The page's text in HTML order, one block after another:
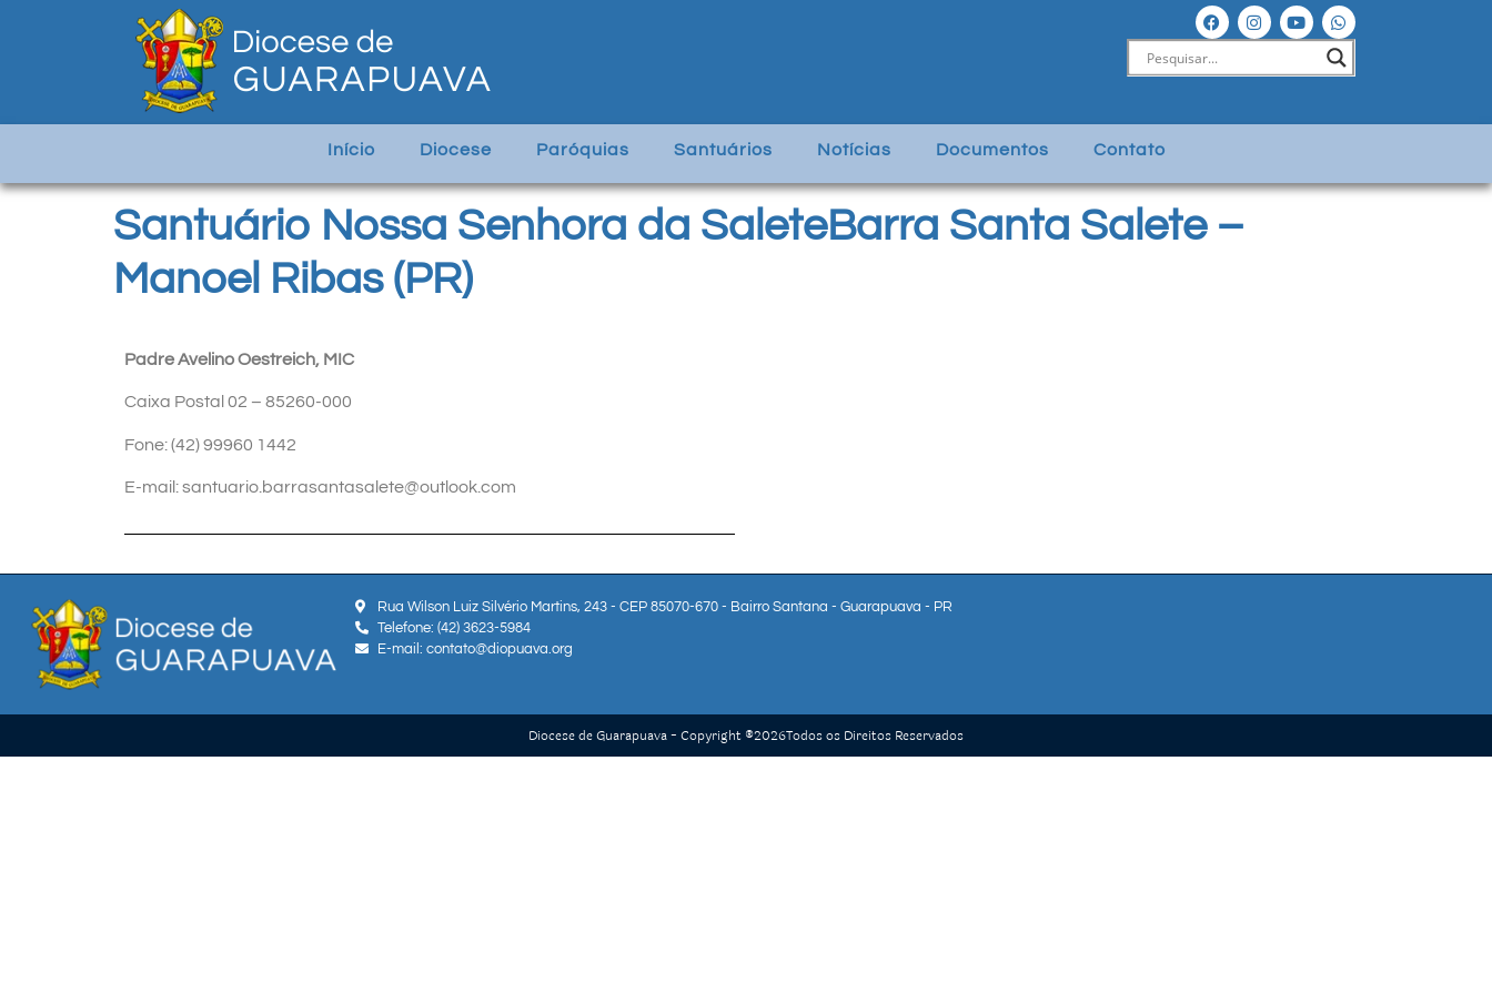
Início Diocese Paróquias Santuários Notícias Documentos Contato
Santuário Nossa Senhora da SaleteBarra Santa Salete –
Manoel Ribas (PR)
Padre Avelino Oestreich, MIC
Caixa Postal 02 – 85260-000
Fone: (42) 99960 1442
E-mail: santuario.barrasantasalete@outlook.com
Rua Wilson Luiz Silvério Martins, 243 - CEP 85070-670 - Bairro Santana - Guarapuava - PR
Telefone: (42) 3623-5984
E-mail: contato@diopuava.org
Diocese de Guarapuava - Copyright ®2026Todos os Direitos Reservados